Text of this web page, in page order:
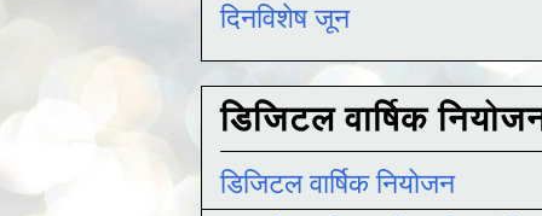
दिनविशेष जून
डिजिटल वार्षिक
डिजिटल वार्षिक नियोजन